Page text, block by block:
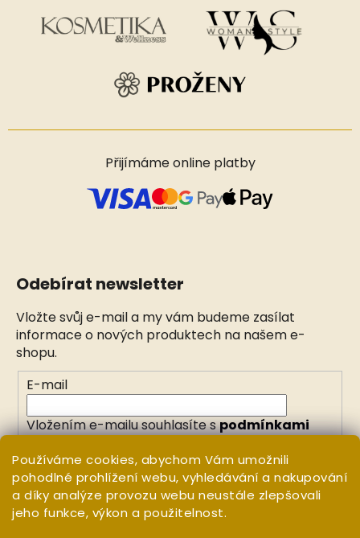
Používáme cookies, abychom Vám umožnili
pohodlné prohlížení webu, vyhledávání a nakupování
a díky analýze provozu webu neustále zlepšovali
jeho funkce, výkon a použitelnost.
Přijímáme online platby
Odebírat newsletter
Vložte svůj e-mail a my vám budeme zasílat
informace o nových produktech na našem e-
shopu.
E-mail
Vložením e-mailu souhlasíte spodmínkami
PŘIHLÁSIT SE